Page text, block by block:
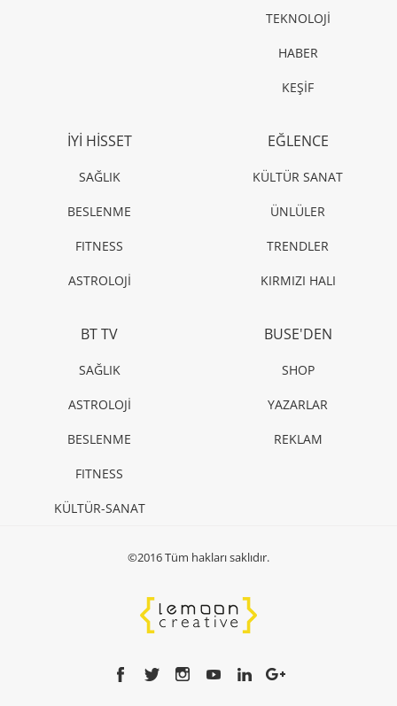
TEKNOLOJİ
HABER
KEŞİF
İYİ HİSSET
SAĞLIK
BESLENME
FITNESS
ASTROLOJİ
EĞLENCE
KÜLTÜR SANAT
ÜNLÜLER
TRENDLER
KIRMIZI HALI
BT TV
SAĞLIK
ASTROLOJİ
BESLENME
FITNESS
KÜLTÜR-SANAT
BUSE'DEN
SHOP
YAZARLAR
REKLAM
©2016 Tüm hakları saklıdır.